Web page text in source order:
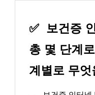
✅ 보건증
총 몇 단계
계별로 무